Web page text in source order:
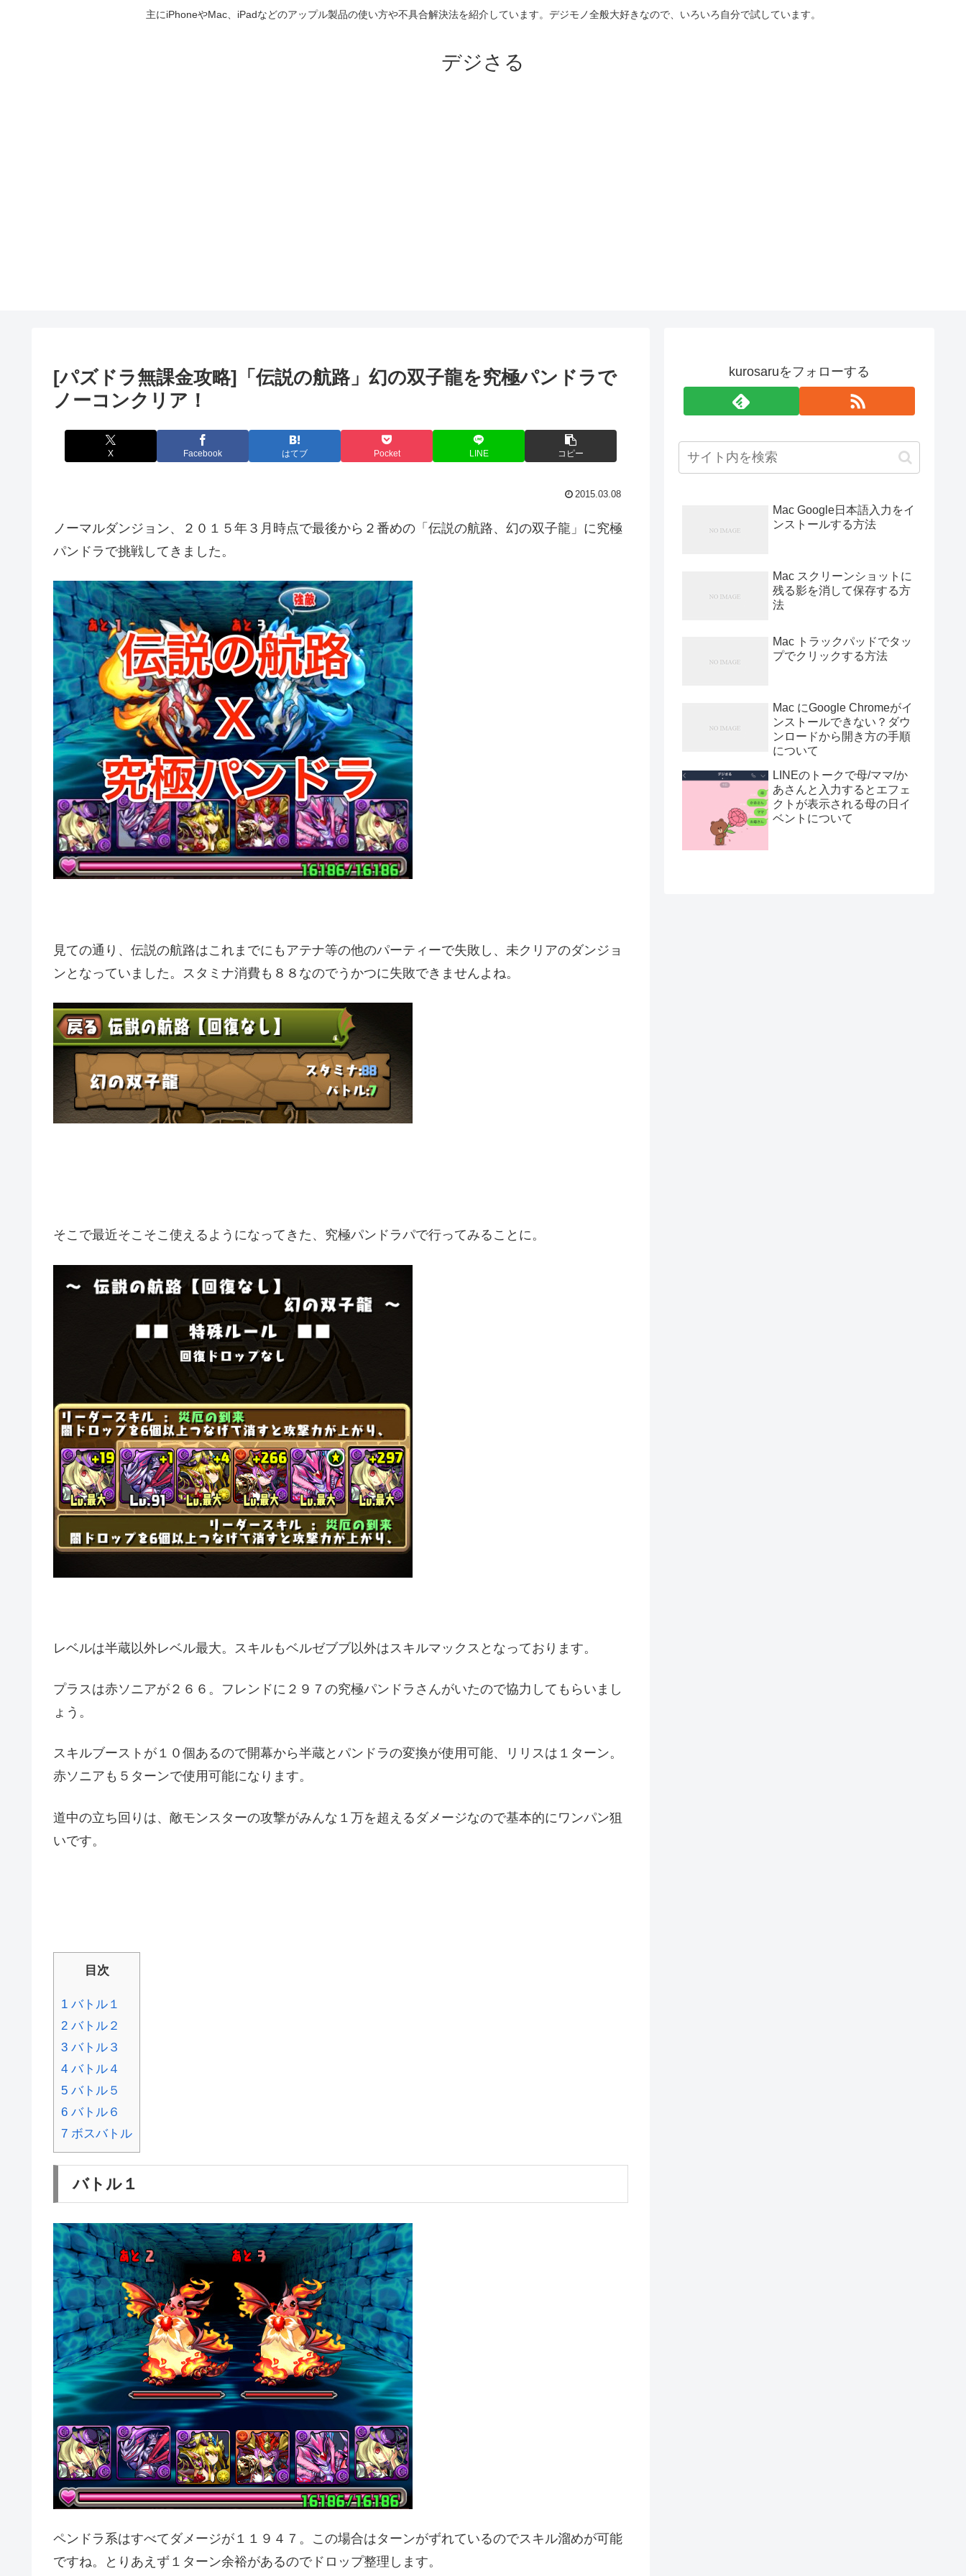
主にiPhoneやMac、iPadなどのアップル製品の使い方や不具合解決法を紹介しています。デジモノ全般大好きなので、いろいろ自分で試しています。
デジさる
[パズドラ無課金攻略]「伝説の航路」幻の双子龍を究極パンドラで
ノーコンクリア！
X Facebook はてブ Pocket LINE コピー
2015.03.08
ノーマルダンジョン、２０１５年３月時点で最後から２番めの「伝説の航路、幻の双子龍」に究極
パンドラで挑戦してきました。
見ての通り、伝説の航路はこれまでにもアテナ等の他のパーティーで失敗し、未クリアのダンジョ
ンとなっていました。スタミナ消費も８８なのでうかつに失敗できませんよね。
そこで最近そこそこ使えるようになってきた、究極パンドラパで行ってみることに。
レベルは半蔵以外レベル最大。スキルもベルゼブブ以外はスキルマックスとなっております。
プラスは赤ソニアが２６６。フレンドに２９７の究極パンドラさんがいたので協力してもらいまし
ょう。
スキルブーストが１０個あるので開幕から半蔵とパンドラの変換が使用可能、リリスは１ターン。
赤ソニアも５ターンで使用可能になります。
道中の立ち回りは、敵モンスターの攻撃がみんな１万を超えるダメージなので基本的にワンパン狙
いです。
目次
1 バトル１
2 バトル２
3 バトル３
4 バトル４
5 バトル５
6 バトル６
7 ボスバトル
バトル１
ペンドラ系はすべてダメージが１１９４７。この場合はターンがずれているのでスキル溜めが可能
ですね。とりあえず１ターン余裕があるのでドロップ整理します。
kurosaruをフォローする
Mac Google日本語入力をイ
ンストールする方法
Mac スクリーンショットに
残る影を消して保存する方
法
Mac トラックパッドでタッ
プでクリックする方法
Mac にGoogle Chromeがイ
ンストールできない？ダウ
ンロードから開き方の手順
について
LINEのトークで母/ママ/か
あさんと入力するとエフェ
クトが表示される母の日イ
ベントについて